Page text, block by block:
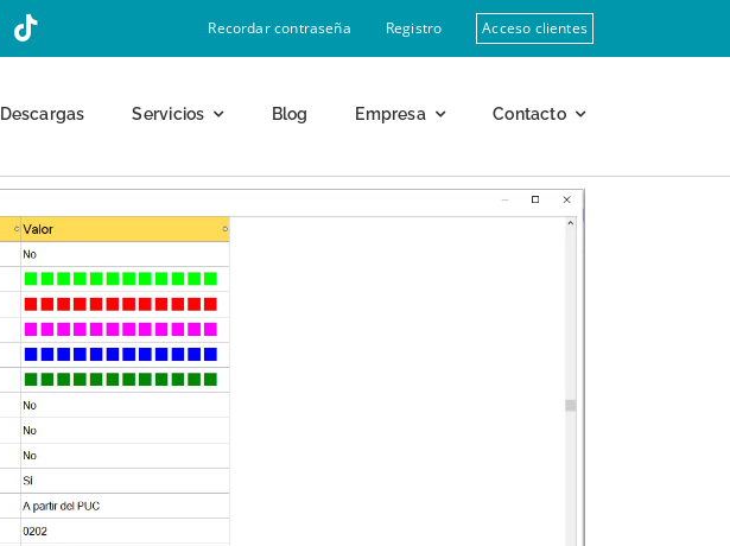
Recordar contraseña Registro Acceso clientes
Descargas Servicios Blog Empresa Contacto